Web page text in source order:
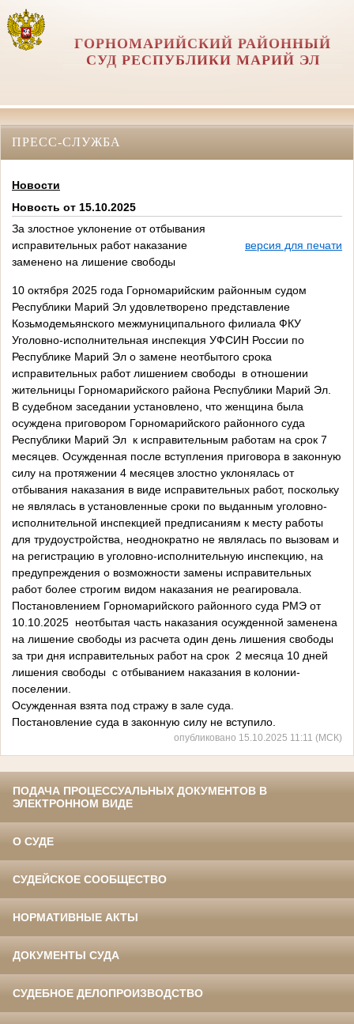
ГОРНОМАРИЙСКИЙ РАЙОННЫЙ
СУД РЕСПУБЛИКИ МАРИЙ ЭЛ
ПРЕСС-СЛУЖБА
Новости
Новость от 15.10.2025
За злостное уклонение от отбывания
исправительных работ наказание
заменено на лишение свободы
версия для печати
10 октября 2025 года Горномарийским районным судом
Республики Марий Эл удовлетворено представление
Козьмодемьянского межмуниципального филиала ФКУ
Уголовно-исполнительная инспекция УФСИН России по
Республике Марий Эл о замене неотбытого срока
исправительных работ лишением свободы в отношении
жительницы Горномарийского района Республики Марий Эл.
В судебном заседании установлено, что женщина была
осуждена приговором Горномарийского районного суда
Республики Марий Эл к исправительным работам на срок 7
месяцев. Осужденная после вступления приговора в законную
силу на протяжении 4 месяцев злостно уклонялась от
отбывания наказания в виде исправительных работ, поскольку
не являлась в установленные сроки по выданным уголовно-
исполнительной инспекцией предписаниям к месту работы
для трудоустройства, неоднократно не являлась по вызовам и
на регистрацию в уголовно-исполнительную инспекцию, на
предупреждения о возможности замены исправительных
работ более строгим видом наказания не реагировала.
Постановлением Горномарийского районного суда РМЭ от
10.10.2025 неотбытая часть наказания осужденной заменена
на лишение свободы из расчета один день лишения свободы
за три дня исправительных работ на срок 2 месяца 10 дней
лишения свободы с отбыванием наказания в колонии-
поселении.
Осужденная взята под стражу в зале суда.
Постановление суда в законную силу не вступило.
опубликовано 15.10.2025 11:11 (МСК)
ПОДАЧА ПРОЦЕССУАЛЬНЫХ ДОКУМЕНТОВ В
ЭЛЕКТРОННОМ ВИДЕ
О СУДЕ
СУДЕЙСКОЕ СООБЩЕСТВО
НОРМАТИВНЫЕ АКТЫ
ДОКУМЕНТЫ СУДА
СУДЕБНОЕ ДЕЛОПРОИЗВОДСТВО